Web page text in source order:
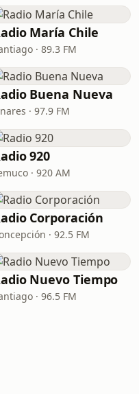
María Chile
· 89.3 FM
Buena Nueva
· 97.9 FM
920
· 920 AM
Corporación
· 92.5 FM
Nuevo Tiempo
· 96.5 FM